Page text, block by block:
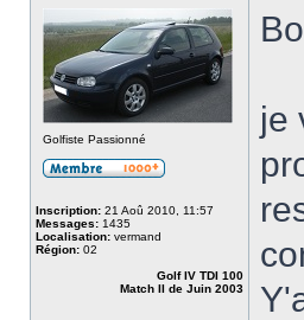
Golfiste Passionné
Inscription: 21 Aoû 2010, 11:57
Messages: 1435
Localisation: vermand
Région: 02
Golf IV TDI 100
Match II de Juin 2003
je